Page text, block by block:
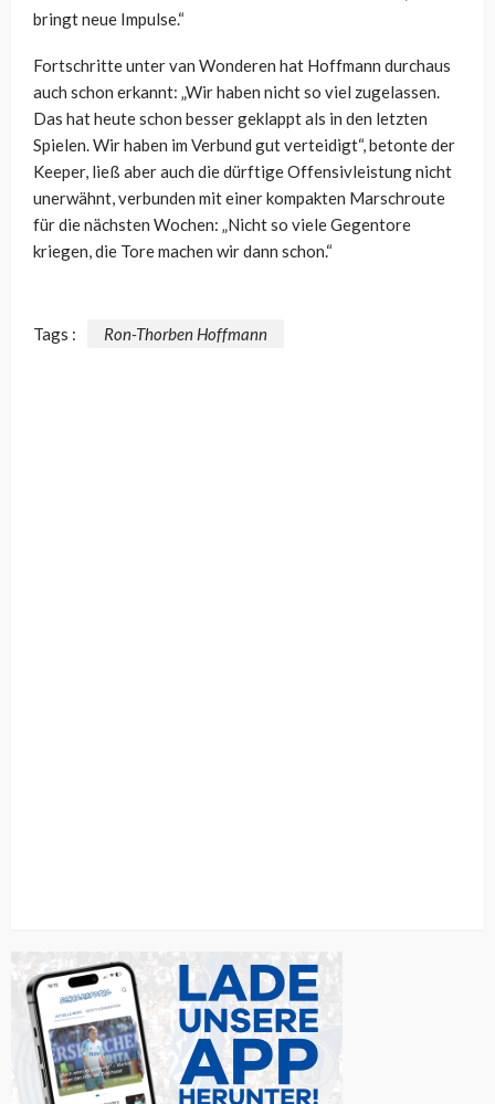
bringt neue Impulse.“
Fortschritte unter van Wonderen hat Hoffmann durchaus
auch schon erkannt: „Wir haben nicht so viel zugelassen.
Das hat heute schon besser geklappt als in den letzten
Spielen. Wir haben im Verbund gut verteidigt“, betonte der
Keeper, ließ aber auch die dürftige Offensivleistung nicht
unerwähnt, verbunden mit einer kompakten Marschroute
für die nächsten Wochen: „Nicht so viele Gegentore
kriegen, die Tore machen wir dann schon.“
Tags : Ron-Thorben Hoffmann